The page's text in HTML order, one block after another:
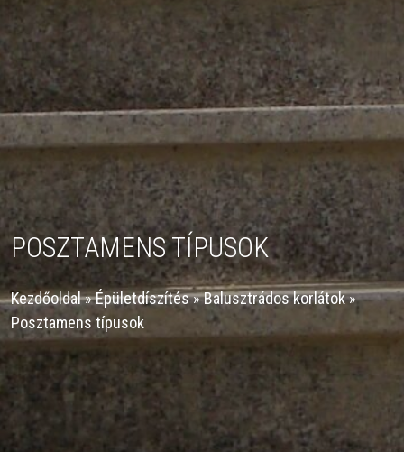
POSZTAMENS TÍPUSOK
Kezdőoldal»Épületdíszítés»Balusztrádos korlátok»
Posztamens típusok